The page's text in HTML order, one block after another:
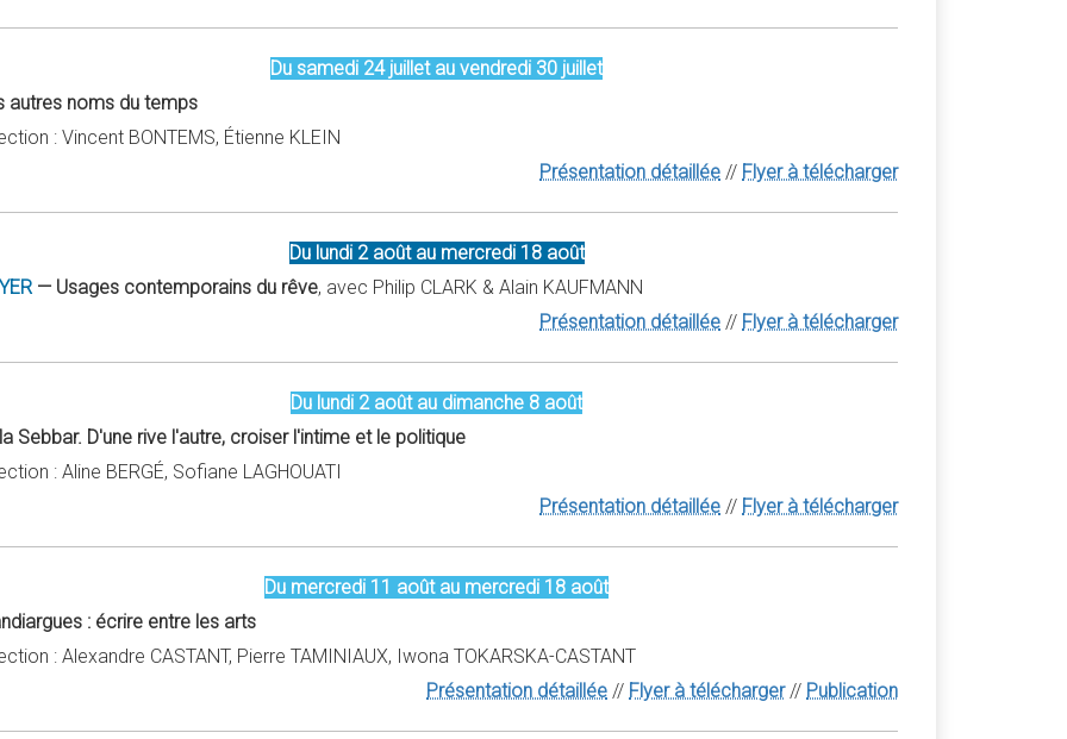
Du samedi 24 juillet au vendredi 30 juillet
autres noms du temps
: Vincent BONTEMS, Étienne KLEIN
Présentation détaillée // Flyer à télécharger
Du lundi 2 août au mercredi 18 août
— Usages contemporains du rêve, avec Philip CLARK & Alain KAUFMANN
Présentation détaillée // Flyer à télécharger
Du lundi 2 août au dimanche 8 août
Sebbar. D'une rive l'autre, croiser l'intime et le politique
: Aline BERGÉ, Sofiane LAGHOUATI
Présentation détaillée // Flyer à télécharger
Du mercredi 11 août au mercredi 18 août
: écrire entre les arts
: Alexandre CASTANT, Pierre TAMINIAUX, Iwona TOKARSKA-CASTANT
Présentation détaillée // Flyer à télécharger// Publication